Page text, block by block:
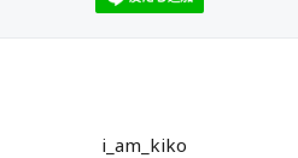
i_am_kiko